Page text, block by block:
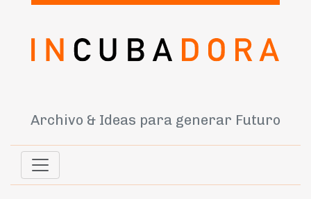
Archivo & Ideas para generar Futuro